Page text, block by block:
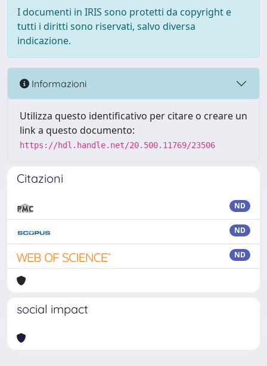
I documenti in IRIS sono protetti da copyright e
tutti i diritti sono riservati, salvo diversa
indicazione.
Informazioni
Utilizza questo identificativo per citare o creare un
link a questo documento:
https://hdl.handle.net/20.500.11769/23506
Citazioni
ND
ND
ND
social impact